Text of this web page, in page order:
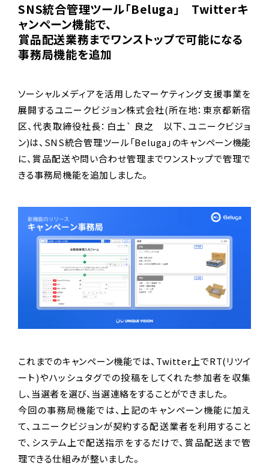
SNS統合管理ツール「Beluga」 Twitterキ
ャンペーン機能で、
賞品配送業務までワンストップで可能になる
事務局機能を追加
ソーシャルメディアを活用したマーケティング支援事業を
展開するユニークビジョン株式会社(所在地：東京都新宿
区、代表取締役社長：白土` 良之 以下、ユニークビジョ
ン)は、SNS統合管理ツール「Beluga」のキャンペーン機能
に、賞品配送や問い合わせ管理までワンストップで管理で
きる事務局機能を追加しました。
これまでのキャンペーン機能では、Twitter上でRT(リツイ
ート)やハッシュタグでの投稿をしてくれた参加者を収集
し、当選者を選び、当選連絡をすることができました。
今回の事務局機能では、上記のキャンペーン機能に加え
て、ユニークビジョンが契約する配送業者を利用すること
で、システム上で配送指示をするだけで、賞品配送まで管
理できる仕組みが整いました。